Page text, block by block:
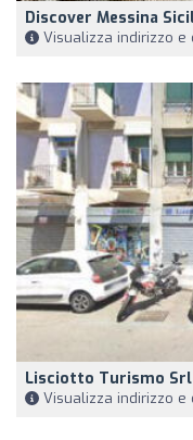
Discover Messina
Visualizza indirizzo e
Lisciotto Turismo Srl
Visualizza indirizzo e